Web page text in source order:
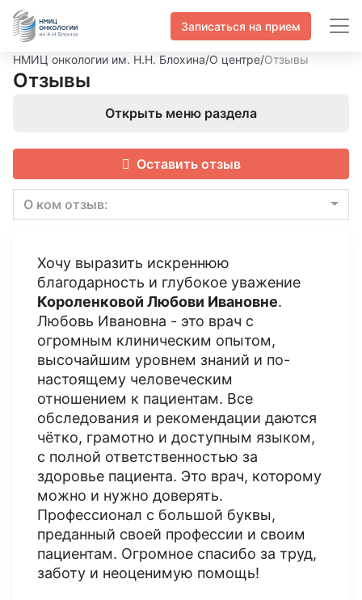
Записаться на прием
НМИЦ онкологии им. Н.Н. Блохина/О центре/Отзывы
Отзывы
Открыть меню раздела
Оставить отзыв
О ком отзыв:
Хочу выразить искреннюю
благодарность и глубокое уважение
Короленковой Любови Ивановне.
Любовь Ивановна - это врач с
огромным клиническим опытом,
высочайшим уровнем знаний и по-
настоящему человеческим
отношением к пациентам. Все
обследования и рекомендации даются
чётко, грамотно и доступным языком,
с полной ответственностью за
здоровье пациента. Это врач, которому
можно и нужно доверять.
Профессионал с большой буквы,
преданный своей профессии и своим
пациентам. Огромное спасибо за труд,
заботу и неоценимую помощь!